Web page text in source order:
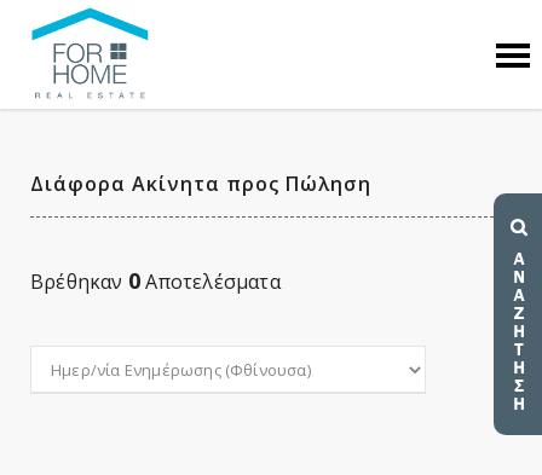
Διάφορα Ακίνητα προς Πώληση
Βρέθηκαν 0Αποτελέσματα